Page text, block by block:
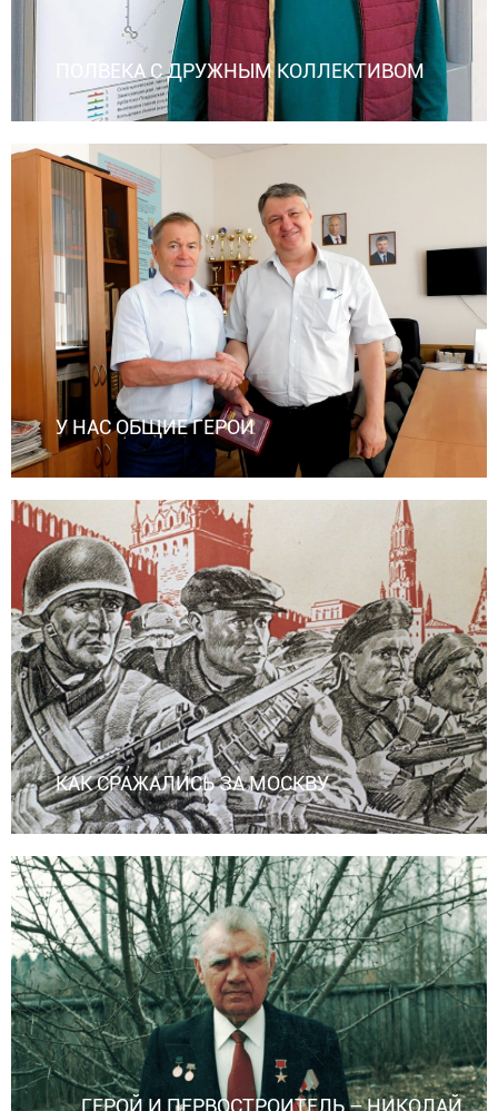
ПОЛВЕКА С ДРУЖНЫМ КОЛЛЕКТИВОМ
У НАС ОБЩИЕ ГЕРОИ
КАК СРАЖАЛИСЬ ЗА МОСКВУ
ГЕРОЙ И ПЕРВОСТРОИТЕЛЬ – НИКОЛАЙ